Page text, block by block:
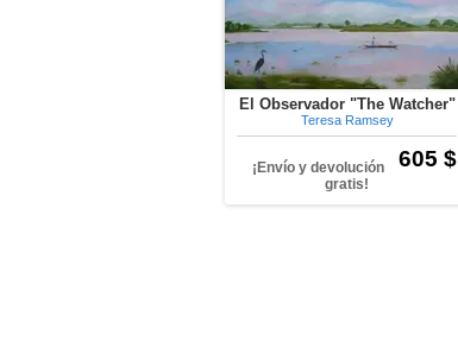
El Observador "The Watcher"
Teresa Ramsey
605 $
¡Envío y devolución
gratis!